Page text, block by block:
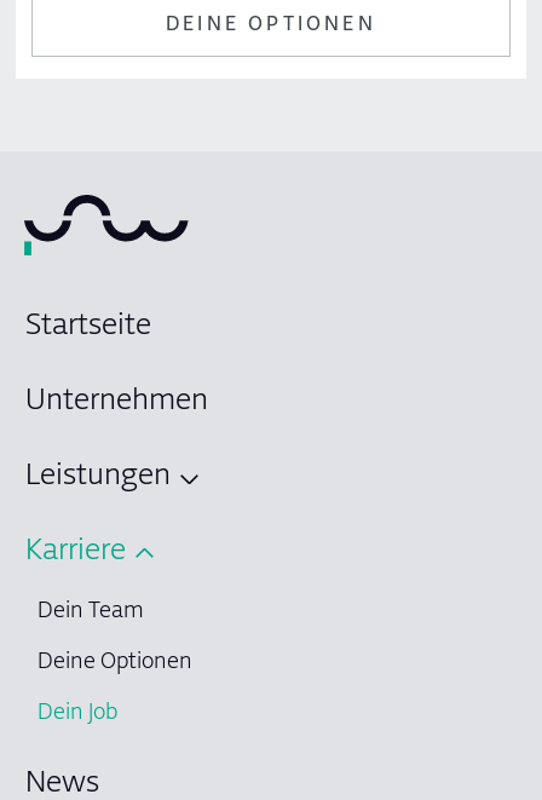
DEINE OPTIONEN
Startseite
Unternehmen
Leistungen
Karriere
Dein Team
Deine Optionen
Dein Job
News